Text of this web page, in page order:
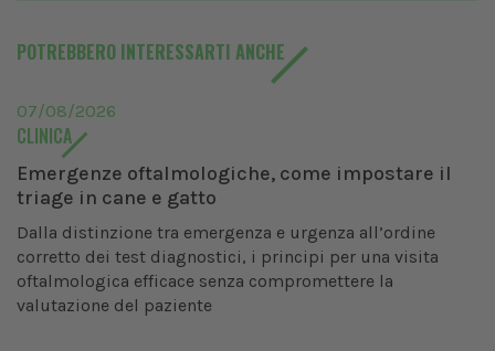
POTREBBERO INTERESSARTI ANCHE
07/08/2026
CLINICA
Emergenze oftalmologiche, come impostare il
triage in cane e gatto
Dalla distinzione tra emergenza e urgenza all’ordine
corretto dei test diagnostici, i principi per una visita
oftalmologica efficace senza compromettere la
valutazione del paziente